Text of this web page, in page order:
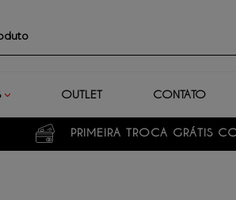
OUTLET CONTATO
PRIMEIRA TROCA GRÁTIS